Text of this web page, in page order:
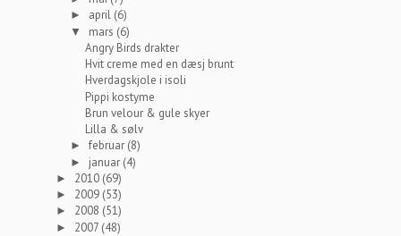
► april (6)
▼ mars (6)
Angry Birds drakter
Hvit creme med en dæsj brunt
Hverdagskjole i isoli
Pippi kostyme
Brun velour & gule skyer
Lilla & sølv
►februar (8)
► januar (4)
► 2010 (69)
► 2009 (53)
► 2008 (51)
► 2007 (48)